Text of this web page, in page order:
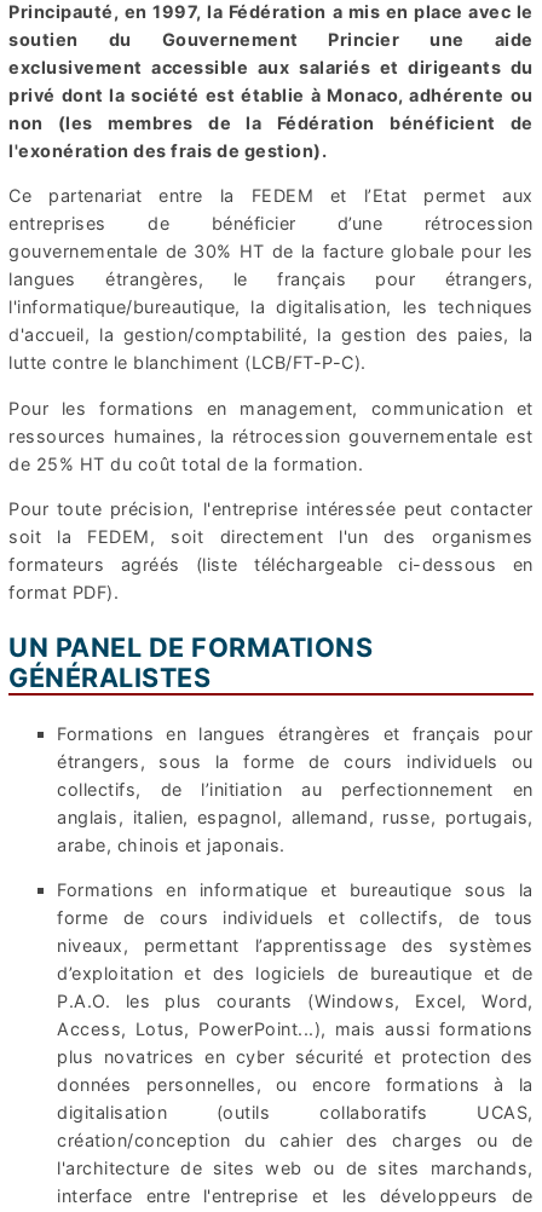
Principauté, en 1997, la Fédération a mis en place avec le
soutien du Gouvernement Princier une aide
exclusivement accessible aux salariés et dirigeants du
privé dont la société est établie à Monaco, adhérente ou
non (les membres de la Fédération bénéficient de
l'exonération des frais de gestion).
Ce partenariat entre la FEDEM et l’Etat permet aux
entreprises de bénéficier d’une rétrocession
gouvernementale de 30% HT de la facture globale pour les
langues étrangères, le français pour étrangers,
l'informatique/bureautique, la digitalisation, les techniques
d'accueil, la gestion/comptabilité, la gestion des paies, la
lutte contre le blanchiment (LCB/FT-P-C).
Pour les formations en management, communication et
ressources humaines, la rétrocession gouvernementale est
de 25% HT du coût total de la formation.
Pour toute précision, l'entreprise intéressée peut contacter
soit la FEDEM, soit directement l'un des organismes
formateurs agréés (liste téléchargeable ci-dessous en
format PDF).
UN PANEL DE FORMATIONS
GÉNÉRALISTES
Formations en langues étrangères et français pour
étrangers, sous la forme de cours individuels ou
collectifs, de l’initiation au perfectionnement en
anglais, italien, espagnol, allemand, russe, portugais,
arabe, chinois et japonais.
Formations en informatique et bureautique sous la
forme de cours individuels et collectifs, de tous
niveaux, permettant l’apprentissage des systèmes
d’exploitation et des logiciels de bureautique et de
P.A.O. les plus courants (Windows, Excel, Word,
Access, Lotus, PowerPoint...), mais aussi formations
plus novatrices en cyber sécurité et protection des
données personnelles, ou encore formations à la
digitalisation (outils collaboratifs UCAS,
création/conception du cahier des charges ou de
l'architecture de sites web ou de sites marchands,
interface entre l'entreprise et les développeurs de